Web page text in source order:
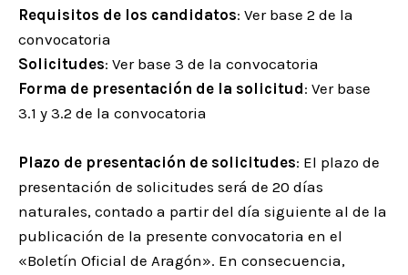
Requisitos de los candidatos: Ver base 2 de la
convocatoria
Solicitudes: Ver base 3 de la convocatoria
Forma de presentación de la solicitud: Ver base
3.1 y 3.2 de la convocatoria
Plazo de presentación de solicitudes: El plazo de
presentación de solicitudes será de 20 días
naturales, contado a partir del día siguiente al de la
publicación de la presente convocatoria en el
«Boletín Oficial de Aragón». En consecuencia,